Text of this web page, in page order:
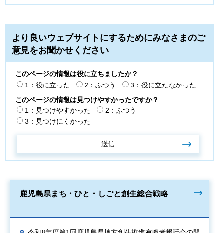
より良いウェブサイトにするためにみなさまのご
意見をお聞かせください
このページの情報は役に立ちましたか？
1：役に立った
2：ふつう
3：役に立たなかった
このページの情報は見つけやすかったですか？
1：見つけやすかった
2：ふつう
3：見つけにくかった
鹿児島県まち・ひと・しごと創生総合戦略